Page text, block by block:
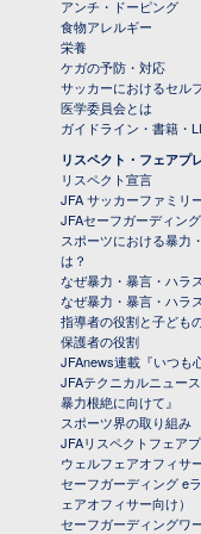
アンチ・ドーピング
食物アレルギー
栄養
ケガの予防・対応
サッカーにおけるセル
医学委員会とは
ガイドライン・書籍・
リスペクト・フェアプ
リスペクト宣言
JFA サッカーファミリ
JFAセーフガーディン
スポーツにおける暴力
は？
なぜ暴力・暴言・ハラ
なぜ暴力・暴言・ハラ
指導者の役割と子ども
保護者の役割
JFAnews連載『いつも
JFAテクニカルニュー
暴力根絶に向けて』
スポーツ界の取り組み
JFAリスペクトフェア
ウェルフェアオフィサ
セーフガーディング e
ェアオフィサー向け）
セーフガーディングワ